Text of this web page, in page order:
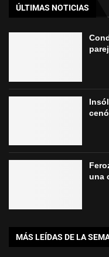
ÚLTIMAS NOTICIAS
una
MÁS LEÍDAS DE LA